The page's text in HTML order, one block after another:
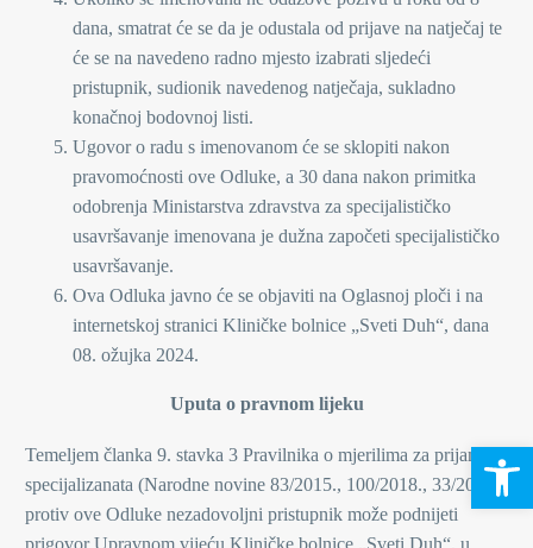
dana, smatrat će se da je odustala od prijave na natječaj te
će se na navedeno radno mjesto izabrati sljedeći
pristupnik, sudionik navedenog natječaja, sukladno
konačnoj bodovnoj listi.
Ugovor o radu s imenovanom će se sklopiti nakon
pravomoćnosti ove Odluke, a 30 dana nakon primitka
odobrenja Ministarstva zdravstva za specijalističko
usavršavanje imenovana je dužna započeti specijalističko
usavršavanje.
Ova Odluka javno će se objaviti na Oglasnoj ploči i na
internetskoj stranici Kliničke bolnice „Sveti Duh“, dana
08. ožujka 2024.
Uputa o pravnom lijeku
Temeljem članka 9. stavka 3 Pravilnika o mjerilima za prijam
specijalizanata (Narodne novine 83/2015., 100/2018., 33/2023.)
protiv ove Odluke nezadovoljni pristupnik može podnijeti
prigovor Upravnom vijeću Kliničke bolnice „Sveti Duh“, u